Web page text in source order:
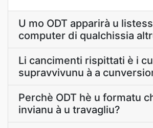
U mo ODT apparirà u
computer di qualchissia
Li cancimenti rispittati è i
supravvivunu à a
Perchè ODT hè u formatu
invianu à u travagliu?